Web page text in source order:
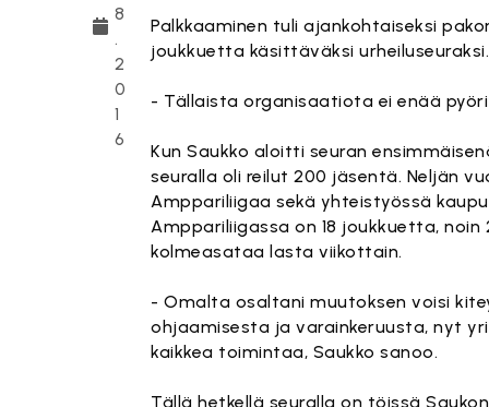
8
.
2
0
1
6
Palkkaaminen tuli ajankohtaiseksi
joukkuetta käsittäväksi urheiluseuraksi.
- Tällaista organisaatiota ei enää
Kun Saukko aloitti seuran
seuralla oli reilut 200 jäsentä. Neljän
Amppariliigaa sekä yhteistyössä
Amppariliigassa on 18 joukkuetta,
kolmeasataa lasta viikottain.
- Omalta osaltani muutoksen voisi
ohjaamisesta ja varainkeruusta, nyt
kaikkea toimintaa, Saukko sanoo.
Tällä hetkellä seuralla on töissä